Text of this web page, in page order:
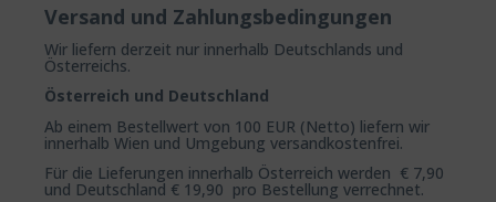
Versand und Zahlungsbedingungen
Wir liefern derzeit nur innerhalb Deutschlands und
Österreichs.
Österreich und Deutschland
Ab einem Bestellwert von 100 EUR (Netto) liefern wir
innerhalb Wien und Umgebung versandkostenfrei.
Für die Lieferungen innerhalb Österreich werden € 7,90
und Deutschland € 19,90 pro Bestellung verrechnet.